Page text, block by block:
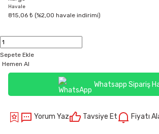
Havale
815,06 ₺ (%2,00 havale indirimi)
Sepete Ekle
Hemen Al
Whatsapp Sipariş
Yorum Yaz Tavsiye Et Fiyatı